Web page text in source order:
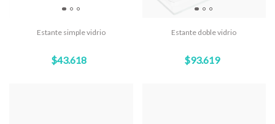
Estante simple vidrio
$43.618
Estante doble vidrio
$93.619